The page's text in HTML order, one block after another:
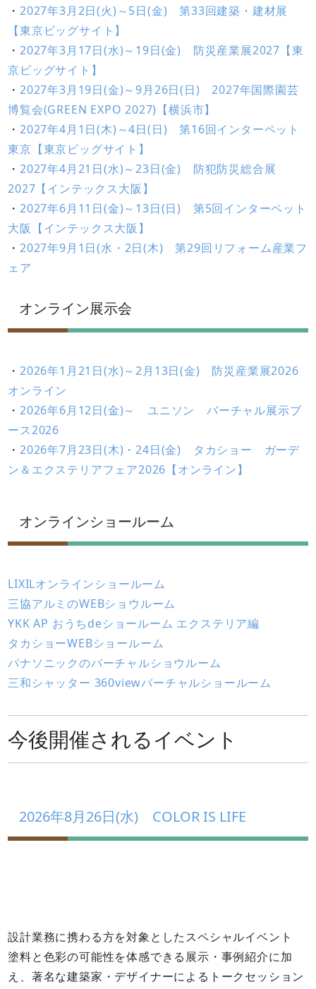
・2027年3月2日(火)～5日(金) 第33回建築・建材展
【東京ビッグサイト】
・2027年3月17日(水)～19日(金) 防災産業展2027【東
京ビッグサイト】
・2027年3月19日(金)～9月26日(日) 2027年国際園芸
博覧会(GREEN EXPO 2027)【横浜市】
・2027年4月1日(木)～4日(日) 第16回インターペット
東京【東京ビッグサイト】
・2027年4月21日(水)～23日(金) 防犯防災総合展
2027【インテックス大阪】
・2027年6月11日(金)～13日(日) 第5回インターペット
大阪【インテックス大阪】
・2027年9月1日(水・2日(木) 第29回リフォーム産業フ
ェア
オンライン展示会
・2026年1月21日(水)～2月13日(金) 防災産業展2026
オンライン
・2026年6月12日(金)～ ユニソン バーチャル展示ブ
ース2026
・2026年7月23日(木)・24日(金) タカショー ガーデ
ン＆エクステリアフェア2026【オンライン】
オンラインショールーム
LIXILオンラインショールーム
三協アルミのWEBショウルーム
YKK AP おうちdeショールーム エクステリア編
タカショーWEBショールーム
パナソニックのバーチャルショウルーム
三和シャッター 360viewバーチャルショールーム
今後開催されるイベント
2026年8月26日(水) COLOR IS LIFE
設計業務に携わる方を対象としたスペシャルイベント
塗料と色彩の可能性を体感できる展示・事例紹介に加
え、著名な建築家・デザイナーによるトークセッション